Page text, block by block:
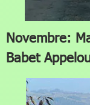
Novembre:
Babet